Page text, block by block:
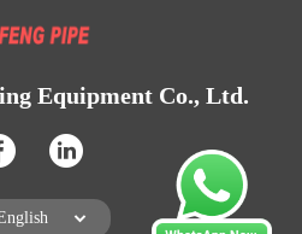
Equipment Co., Ltd.